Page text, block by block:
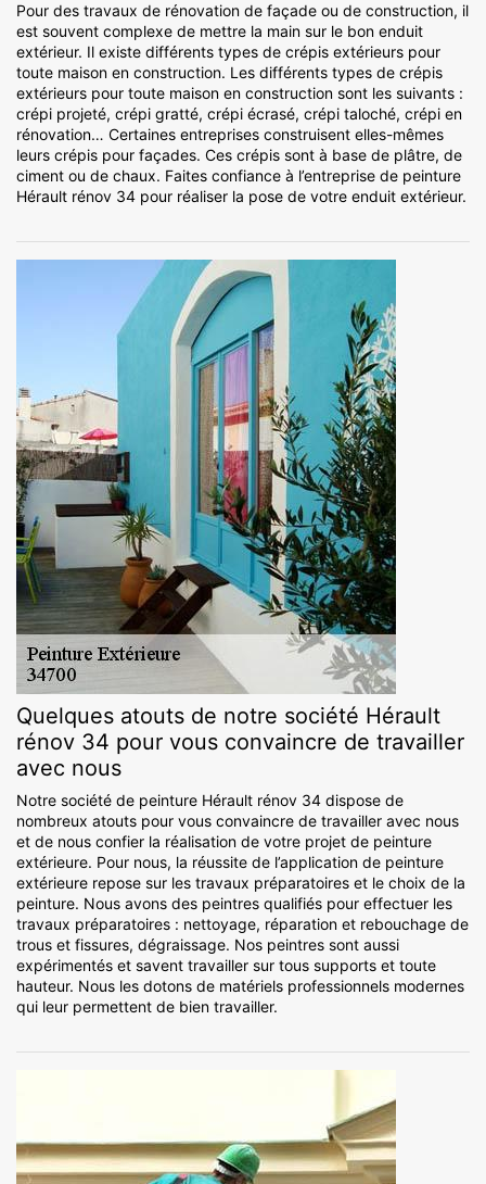
Pour des travaux de rénovation de façade ou de construction, il
est souvent complexe de mettre la main sur le bon enduit
extérieur. Il existe différents types de crépis extérieurs pour
toute maison en construction. Les différents types de crépis
extérieurs pour toute maison en construction sont les suivants :
crépi projeté, crépi gratté, crépi écrasé, crépi taloché, crépi en
rénovation… Certaines entreprises construisent elles-mêmes
leurs crépis pour façades. Ces crépis sont à base de plâtre, de
ciment ou de chaux. Faites confiance à l’entreprise de peinture
Hérault rénov 34 pour réaliser la pose de votre enduit extérieur.
Quelques atouts de notre société Hérault
rénov 34 pour vous convaincre de travailler
avec nous
Notre société de peinture Hérault rénov 34 dispose de
nombreux atouts pour vous convaincre de travailler avec nous
et de nous confier la réalisation de votre projet de peinture
extérieure. Pour nous, la réussite de l’application de peinture
extérieure repose sur les travaux préparatoires et le choix de la
peinture. Nous avons des peintres qualifiés pour effectuer les
travaux préparatoires : nettoyage, réparation et rebouchage de
trous et fissures, dégraissage. Nos peintres sont aussi
expérimentés et savent travailler sur tous supports et toute
hauteur. Nous les dotons de matériels professionnels modernes
qui leur permettent de bien travailler.